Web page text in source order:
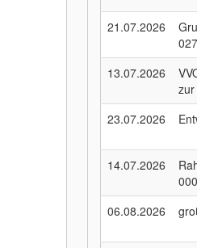
21.07.2026
13.07.2026
23.07.2026
14.07.2026
06.08.2026